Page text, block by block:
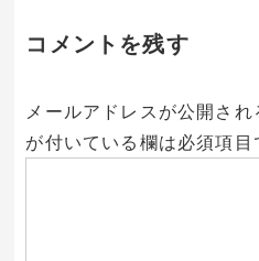
コメントを残す
メールアドレスが公開され
が付いている欄は必須項目